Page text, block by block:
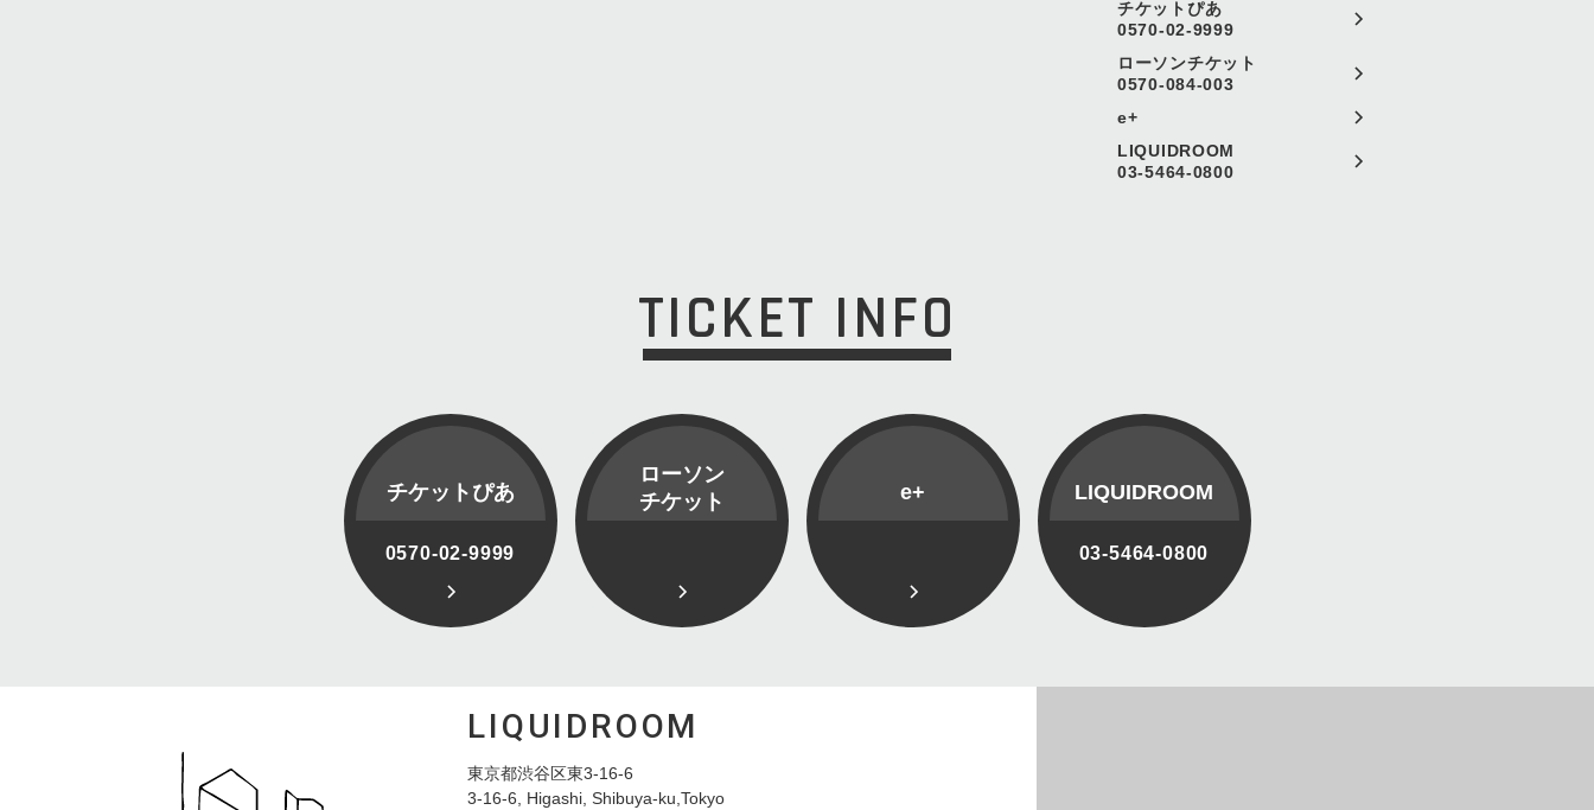
チケットぴあ
0570-02-9999
ローソンチケット
0570-084-003
e+
LIQUIDROOM
03-5464-0800
TICKET INFO
チケットぴあ
0570-02-9999
ローソン
チケット
e+ LIQUIDROOM
03-5464-0800
LIQUIDROOM
東京都渋谷区東3-16-6
3-16-6, Higashi, Shibuya-ku,Tokyo